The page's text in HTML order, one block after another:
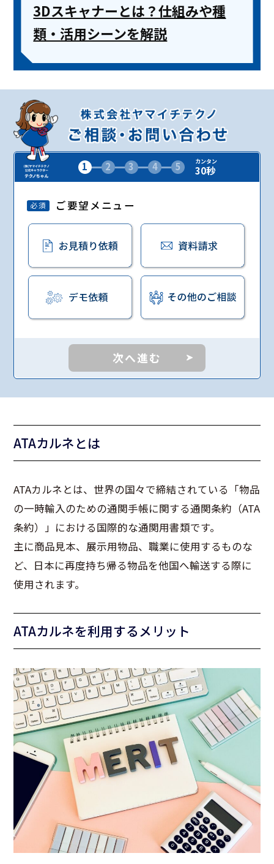
3Dスキャナーとは？仕組みや種
類・活用シーンを解説
1 2 3 4 5 カンタン
30秒
必須 ご要望メニュー
次へ進む
ATAカルネとは
ATAカルネとは、世界の国々で締結されている「物品
の一時輸入のための通関手帳に関する通関条約（ATA
条約）」における国際的な通関用書類です。
主に商品見本、展示用物品、職業に使用するものな
ど、日本に再度持ち帰る物品を他国へ輸送する際に
使用されます。
ATAカルネを利用するメリット